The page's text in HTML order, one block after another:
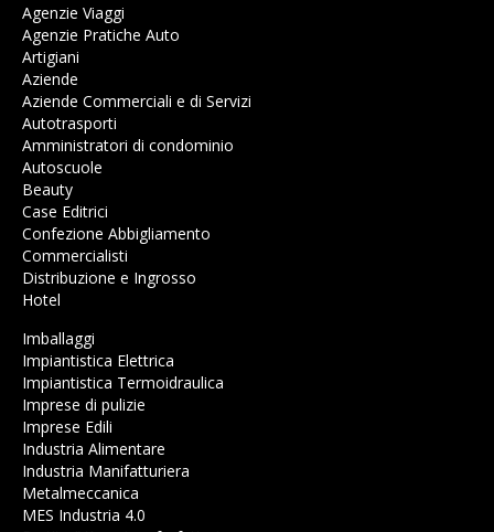
Agenzie Viaggi
Agenzie Pratiche Auto
Artigiani
Aziende
Aziende Commerciali e di Servizi
Autotrasporti
Amministratori di condominio
Autoscuole
Beauty
Case Editrici
Confezione Abbigliamento
Commercialisti
Distribuzione e Ingrosso
Hotel
Imballaggi
Impiantistica Elettrica
Impiantistica Termoidraulica
Imprese di pulizie
Imprese Edili
Industria Alimentare
Industria Manifatturiera
Metalmeccanica
MES Industria 4.0